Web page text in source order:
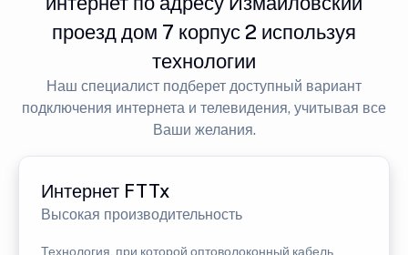
проезд дом 7 корпус 2 используя
технологии
Наш специалист подберет доступный вариант
подключения интернета и телевидения, учитывая все
Ваши желания.
Интернет FTTx
Высокая производительность
Технология, при которой оптоволоконный кабель